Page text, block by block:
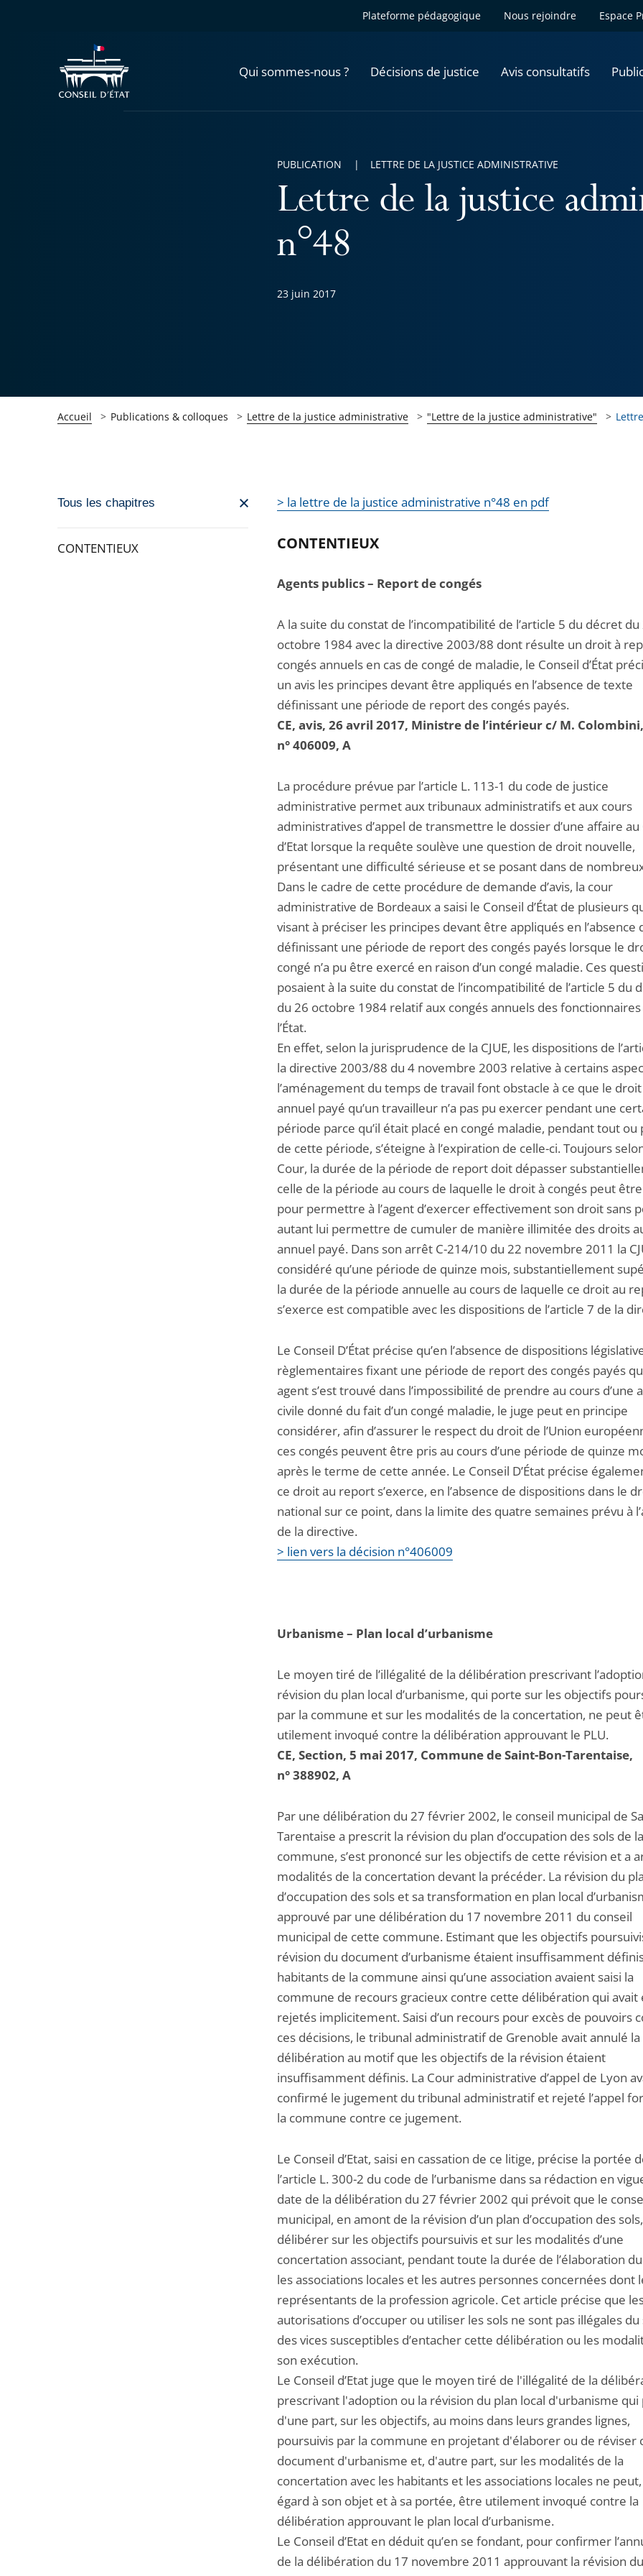
Plateforme pédagogique Nous rejoindre Espace
Qui sommes-nous ? Décisions de justice Avis consultatifs
Lettre de la justice
n°48
23 juin 2017
PUBLICATION LETTRE DE LA JUSTICE ADMINISTRATIVE
Accueil Publications & colloques Lettre de la justice administrative "Lettre de la justice administrative"
Passer
navigation
Tous les chapitres
CONTENTIEUX
> la lettre de la justice administrative n°48 en pdf
CONTENTIEUX
Agents publics – Report de congés
A la suite du constat de l’incompatibilité de l’article 5 du décret du
octobre 1984 avec la directive 2003/88 dont résulte un droit à
congés annuels en cas de congé de maladie, le Conseil d’État
un avis les principes devant être appliqués en l’absence de texte
définissant une période de report des congés payés.
CE, avis, 26 avril 2017, Ministre de l’intérieur c/ M. Colombini,
n° 406009, A
La procédure prévue par l’article L. 113-1 du code de justice
administrative permet aux tribunaux administratifs et aux cours
administratives d’appel de transmettre le dossier d’une affaire au
d’Etat lorsque la requête soulève une question de droit nouvelle,
présentant une difficulté sérieuse et se posant dans de
Dans le cadre de cette procédure de demande d’avis, la cour
administrative de Bordeaux a saisi le Conseil d’État de plusieurs
visant à préciser les principes devant être appliqués en l’absence
définissant une période de report des congés payés lorsque le
congé n’a pu être exercé en raison d’un congé maladie. Ces
posaient à la suite du constat de l’incompatibilité de l’article 5 du
du 26 octobre 1984 relatif aux congés annuels des fonctionnaires
l’État.
En effet, selon la jurisprudence de la CJUE, les dispositions de
la directive 2003/88 du 4 novembre 2003 relative à certains
l’aménagement du temps de travail font obstacle à ce que le
annuel payé qu’un travailleur n’a pas pu exercer pendant une
période parce qu’il était placé en congé maladie, pendant tout ou
de cette période, s’éteigne à l’expiration de celle-ci. Toujours
Cour, la durée de la période de report doit dépasser
celle de la période au cours de laquelle le droit à congés peut
pour permettre à l’agent d’exercer effectivement son droit sans
autant lui permettre de cumuler de manière illimitée des droits
annuel payé. Dans son arrêt C-214/10 du 22 novembre 2011 la
considéré qu’une période de quinze mois, substantiellement
la durée de la période annuelle au cours de laquelle ce droit au
s’exerce est compatible avec les dispositions de l’article 7 de la
Le Conseil D’État précise qu’en l’absence de dispositions
règlementaires fixant une période de report des congés payés
agent s’est trouvé dans l’impossibilité de prendre au cours d’une
civile donné du fait d’un congé maladie, le juge peut en principe
considérer, afin d’assurer le respect du droit de l’Union
ces congés peuvent être pris au cours d’une période de quinze
après le terme de cette année. Le Conseil D’État précise
ce droit au report s’exerce, en l’absence de dispositions dans le
national sur ce point, dans la limite des quatre semaines prévu à
de la directive.
> lien vers la décision n°406009
Urbanisme – Plan local d’urbanisme
Le moyen tiré de l’illégalité de la délibération prescrivant
révision du plan local d’urbanisme, qui porte sur les objectifs
par la commune et sur les modalités de la concertation, ne peut
utilement invoqué contre la délibération approuvant le PLU.
CE, Section, 5 mai 2017, Commune de Saint-Bon-Tarentaise,
n° 388902, A
Par une délibération du 27 février 2002, le conseil municipal de
Tarentaise a prescrit la révision du plan d’occupation des sols de la
commune, s’est prononcé sur les objectifs de cette révision et a
modalités de la concertation devant la précéder. La révision du
d’occupation des sols et sa transformation en plan local
approuvé par une délibération du 17 novembre 2011 du conseil
municipal de cette commune. Estimant que les objectifs
révision du document d’urbanisme étaient insuffisamment
habitants de la commune ainsi qu’une association avaient saisi la
commune de recours gracieux contre cette délibération qui avait
rejetés implicitement. Saisi d’un recours pour excès de pouvoirs
ces décisions, le tribunal administratif de Grenoble avait annulé la
délibération au motif que les objectifs de la révision étaient
insuffisamment définis. La Cour administrative d’appel de Lyon
confirmé le jugement du tribunal administratif et rejeté l’appel
la commune contre ce jugement.
Le Conseil d’Etat, saisi en cassation de ce litige, précise la portée
l’article L. 300-2 du code de l’urbanisme dans sa rédaction en
date de la délibération du 27 février 2002 qui prévoit que le
municipal, en amont de la révision d’un plan d’occupation des
délibérer sur les objectifs poursuivis et sur les modalités d’une
concertation associant, pendant toute la durée de l’élaboration
les associations locales et les autres personnes concernées dont
représentants de la profession agricole. Cet article précise que
autorisations d’occuper ou utiliser les sols ne sont pas illégales
des vices susceptibles d’entacher cette délibération ou les
son exécution.
Le Conseil d’Etat juge que le moyen tiré de l'illégalité de la
prescrivant l'adoption ou la révision du plan local d'urbanisme qui
d'une part, sur les objectifs, au moins dans leurs grandes lignes,
poursuivis par la commune en projetant d'élaborer ou de réviser
document d'urbanisme et, d'autre part, sur les modalités de la
concertation avec les habitants et les associations locales ne
égard à son objet et à sa portée, être utilement invoqué contre la
délibération approuvant le plan local d’urbanisme.
Le Conseil d’Etat en déduit qu’en se fondant, pour confirmer
de la délibération du 17 novembre 2011 approuvant la révision